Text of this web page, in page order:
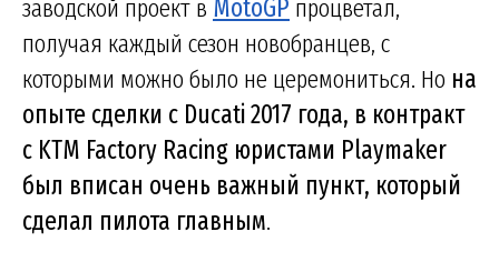
заводской проект в MotoGP процветал,
получая каждый сезон новобранцев, с
которыми можно было не церемониться. Но на
опыте сделки с Ducati 2017 года, в контракт
с KTM Factory Racing юристами Playmaker
был вписан очень важный пункт, который
сделал пилота главным.